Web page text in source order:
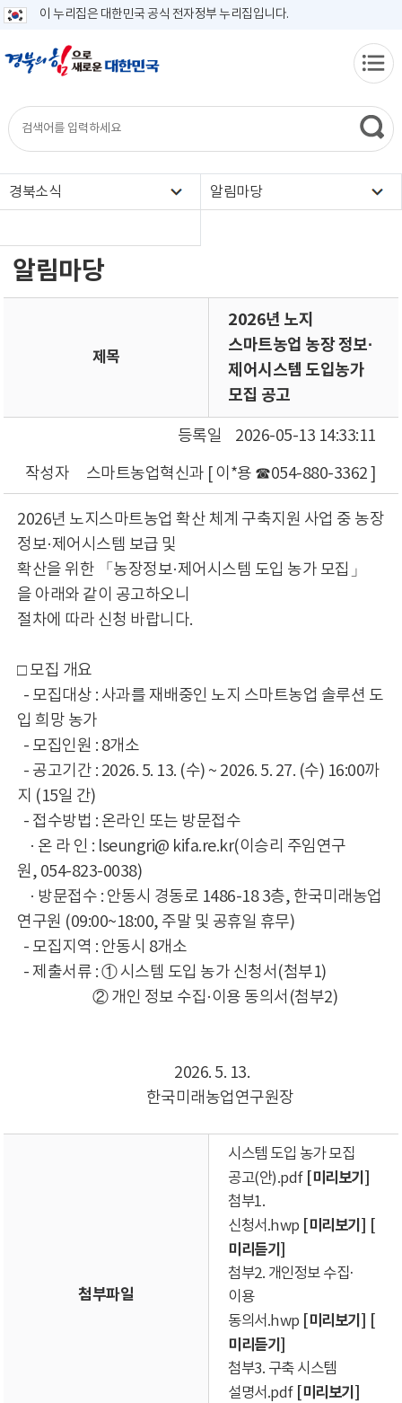
이 누리집은 대한민국 공식 전자정부 누리집입니다.
경북소식 알림마당
알림마당
제목
2026년 노지
스마트농업 농장 정보·
제어시스템 도입농가
모집 공고
등록일
2026-05-13 14:33:11
작성자
스마트농업혁신과 [ 이*용 ☎054-880-3362 ]
2026년 노지스마트농업 확산 체계 구축지원 사업 중 농장
정보·제어시스템 보급 및
확산을 위한 「농장정보·제어시스템 도입 농가 모집」
을 아래와 같이 공고하오니
절차에 따라 신청 바랍니다.
□ 모집 개요
- 모집대상 : 사과를 재배중인 노지 스마트농업 솔루션 도
입 희망 농가
- 모집인원 : 8개소
- 공고기간 : 2026. 5. 13. (수) ~ 2026. 5. 27. (수) 16:00까
지 (15일 간)
- 접수방법 : 온라인 또는 방문접수
· 온 라 인 : lseungri@ kifa.re.kr(이승리 주임연구
원, 054-823-0038)
· 방문접수 : 안동시 경동로 1486-18 3층, 한국미래농업
연구원 (09:00~18:00, 주말 및 공휴일 휴무)
- 모집지역 : 안동시 8개소
- 제출서류 : ① 시스템 도입 농가 신청서(첨부1)
② 개인 정보 수집·이용 동의서(첨부2)
2026. 5. 13.
한국미래농업연구원장
첨부파일
시스템 도입 농가 모집
공고(안).pdf [미리보기]
첨부1.
신청서.hwp
[미리보기]
미리듣기]
첨부2. 개인정보 수집·
이용
동의서.hwp
[미리보기]
미리듣기]
첨부3. 구축 시스템
설명서.pdf [미리보기]